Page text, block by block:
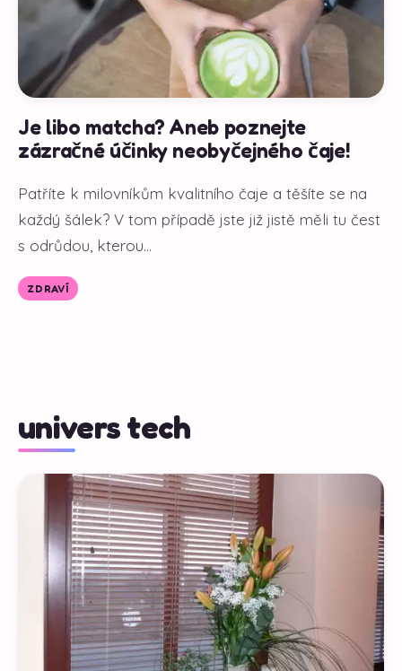
Je libo matcha? Aneb poznejte
zázračné účinky neobyčejného čaje!
Patříte k milovníkům kvalitního čaje a těšíte se na
každý šálek? V tom případě jste již jistě měli tu čest
s odrůdou, kterou...
ZDRAVÍ
univers tech